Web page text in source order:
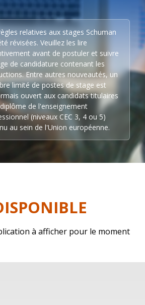
relatives aux stages Schuman
révisées. Veuillez les lire
avant de postuler et suivre
de candidature contenant les
Entre autres nouveautés, un
limité de postes de stage est
ouvert aux candidats titulaires
de l'enseignement
(niveaux CEC 3, 4 ou 5)
au sein de l'Union européenne.
à afficher pour le moment